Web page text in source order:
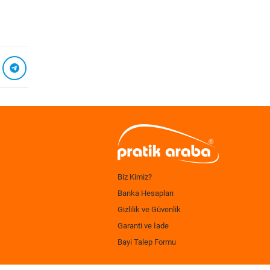
Biz Kimiz?
Banka Hesapları
Gizlilik ve Güvenlik
Garanti ve İade
Bayi Talep Formu